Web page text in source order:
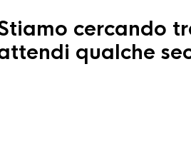
cercando
qualche